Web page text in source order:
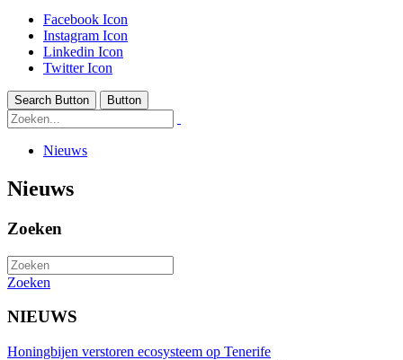
Facebook Icon
Instagram Icon
Linkedin Icon
Twitter Icon
Search Button Button
Nieuws
Nieuws
Zoeken
Zoeken
NIEUWS
Honingbijen verstoren ecosysteem op Tenerife